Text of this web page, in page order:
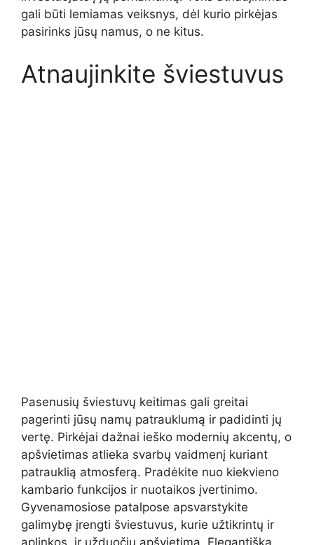
gali būti lemiamas veiksnys, dėl kurio pirkėjas
pasirinks jūsų namus, o ne kitus.
Atnaujinkite šviestuvus
Pasenusių šviestuvų keitimas gali greitai
pagerinti jūsų namų patrauklumą ir padidinti jų
vertę. Pirkėjai dažnai ieško modernių akcentų, o
apšvietimas atlieka svarbų vaidmenį kuriant
patrauklią atmosferą. Pradėkite nuo kiekvieno
kambario funkcijos ir nuotaikos įvertinimo.
Gyvenamosiose patalpose apsvarstykite
galimybę įrengti šviestuvus, kurie užtikrintų ir
aplinkos, ir užduočių apšvietimą. Elegantiška